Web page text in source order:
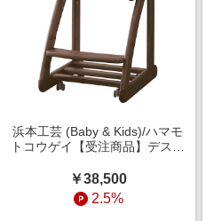
浜本工芸 (Baby & Kids)/ハマモ
トコウゲイ【受注商品】デスク
ホワイト 机・デスク【三越伊勢
丹/公式】
￥38,500
2.5%